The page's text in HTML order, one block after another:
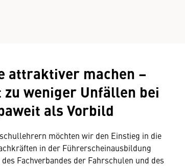
attraktiver machen –
weniger Unfällen bei
als Vorbild
möchten wir den Einstieg in die
in der Führerscheinausbildung
Fachverbandes der Fahrschulen und des